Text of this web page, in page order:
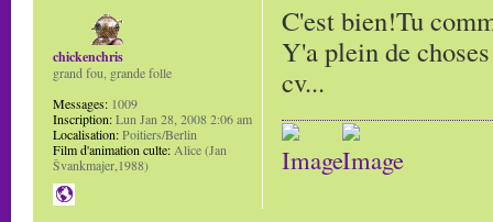
C'est bien!Tu
Y'a plein de
cv...
chickenchris
grand fou, grande folle
Messages: 1009
Inscription:Lun Jan 28, 2008 2:06 am
Localisation:Poitiers/Berlin
Film d'animation culte: Alice (Jan
Švankmajer,1988)